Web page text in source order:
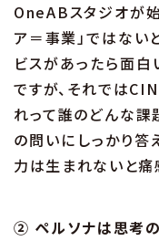
OneABスタジオが
ア＝事業」ではない
ビスがあったら面白
ですが、それでは
れって誰のどんな課
の問いにしっかり答
力は生まれないと痛
② ペルソナは思考